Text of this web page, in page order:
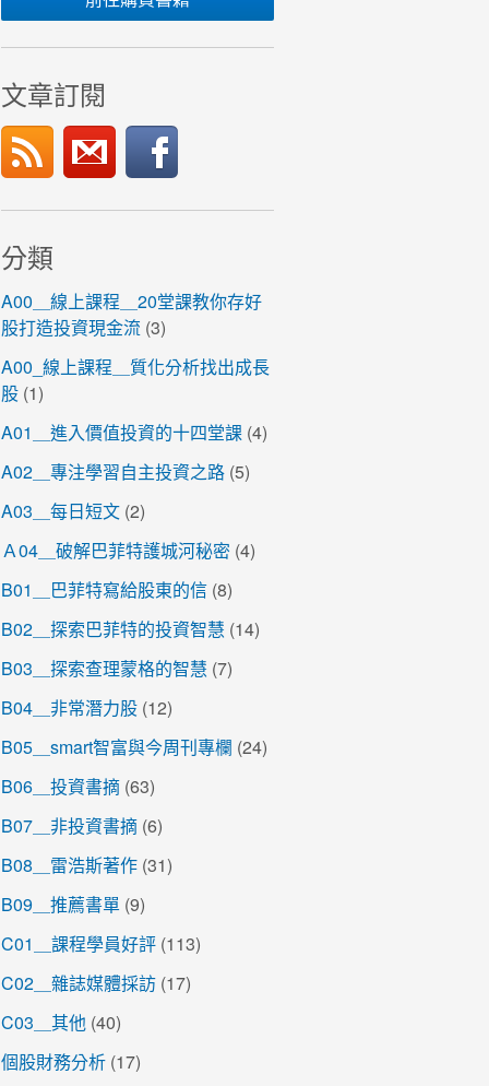
文章訂閱
分類
A00＿線上課程＿20堂課教你存好
股打造投資現金流 (3)
A00_線上課程＿質化分析找出成長
股 (1)
A01＿進入價值投資的十四堂課 (4)
A02＿專注學習自主投資之路 (5)
A03＿每日短文 (2)
Ａ04＿破解巴菲特護城河秘密 (4)
B01＿巴菲特寫給股東的信 (8)
B02＿探索巴菲特的投資智慧 (14)
B03＿探索查理蒙格的智慧 (7)
B04＿非常潛力股 (12)
B05＿smart智富與今周刊專欄 (24)
B06＿投資書摘 (63)
B07＿非投資書摘 (6)
B08＿雷浩斯著作 (31)
B09＿推薦書單 (9)
C01＿課程學員好評 (113)
C02＿雜誌媒體採訪 (17)
C03＿其他 (40)
個股財務分析 (17)